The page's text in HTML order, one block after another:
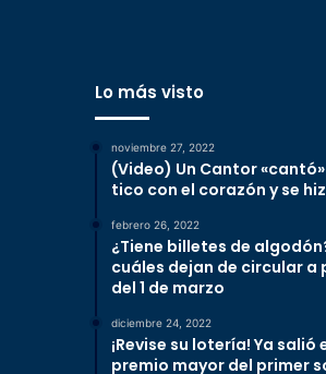
Lo más visto
noviembre 27, 2022
(Video) Un Cantor
tico con el corazón y se
febrero 26, 2022
¿Tiene billetes de
cuáles dejan de circular a
del 1 de marzo
diciembre 24, 2022
¡Revise su lotería! Ya salió
premio mayor del primer